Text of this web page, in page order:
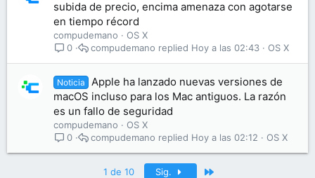
subida de precio, encima amenaza con agotarse
en tiempo récord
compudemano
OS X
0
OS X
Hoy a las 02:43
compudemano
Noticia
Apple ha lanzado nuevas versiones de
macOS incluso para los Mac antiguos. La razón
es un fallo de seguridad
compudemano
OS X
0
OS X
Hoy a las 02:12
compudemano
1 de 10 Sig.